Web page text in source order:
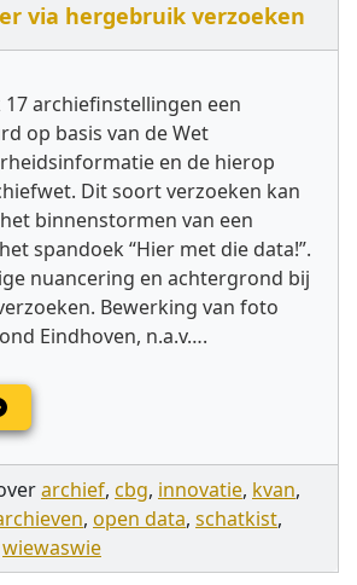
via hergebruik verzoeken
17 archiefinstellingen een
op basis van de Wet
en de hierop
Dit soort verzoeken kan
binnenstormen van een
spandoek “Hier met die data!”.
nuancering en achtergrond bij
Bewerking van foto
Eindhoven, n.a.v….
archief, cbg, innovatie, kvan,
, open data, schatkist,
wiewaswie